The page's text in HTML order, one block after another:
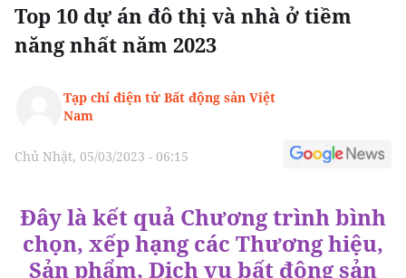
Top 10 dự án đô thị và nhà ở tiềm
năng nhất năm 2023
Tạp chí điện tử Bất động sản Việt
Nam
Chủ Nhật, 05/03/2023 - 06:15
Đây là kết quả Chương trình bình
chọn, xếp hạng các Thương hiệu,
Sản phẩm, Dịch vụ bất động sản